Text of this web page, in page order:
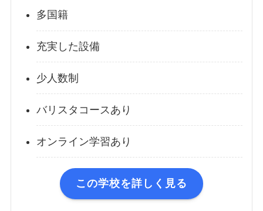
多国籍
充実した設備
少人数制
バリスタコースあり
オンライン学習あり
この学校を詳しく見る